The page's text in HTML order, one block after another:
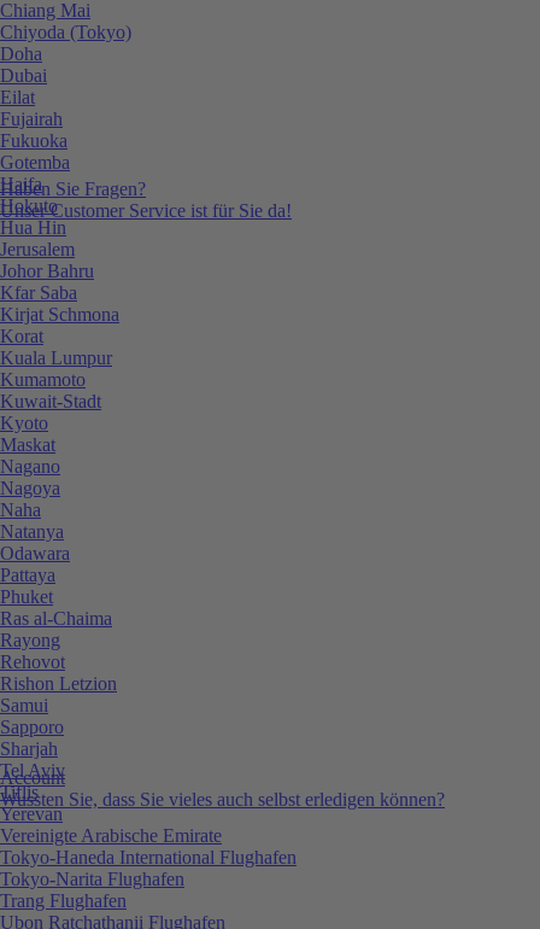
Haben Sie Fragen?
Unser Customer Service ist für Sie da!
Account
Wussten Sie, dass Sie vieles auch selbst erledigen können?
Chiang Mai
Chiyoda (Tokyo)
Doha
Dubai
Eilat
Fujairah
Fukuoka
Gotemba
Haifa
Hokuto
Hua Hin
Jerusalem
Johor Bahru
Kfar Saba
Kirjat Schmona
Korat
Kuala Lumpur
Kumamoto
Kuwait-Stadt
Kyoto
Maskat
Nagano
Nagoya
Naha
Natanya
Odawara
Pattaya
Phuket
Ras al-Chaima
Rayong
Rehovot
Rishon Letzion
Samui
Sapporo
Sharjah
Tel Aviv
Tiflis
Yerevan
Vereinigte Arabische Emirate
Tokyo-Haneda International Flughafen
Tokyo-Narita Flughafen
Trang Flughafen
Ubon Ratchathanii Flughafen